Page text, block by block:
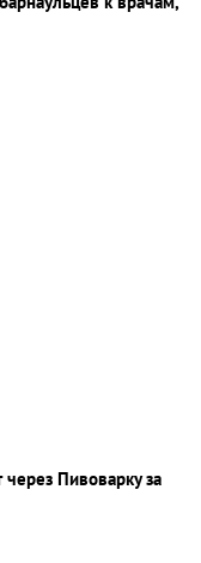
Пивоварку за